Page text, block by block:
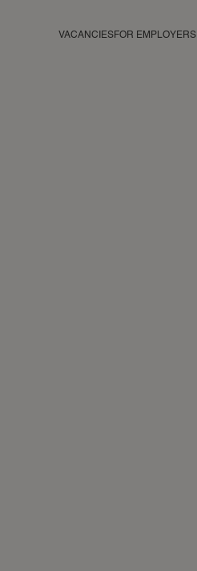
VACANCIESFOR EMPLOYERS